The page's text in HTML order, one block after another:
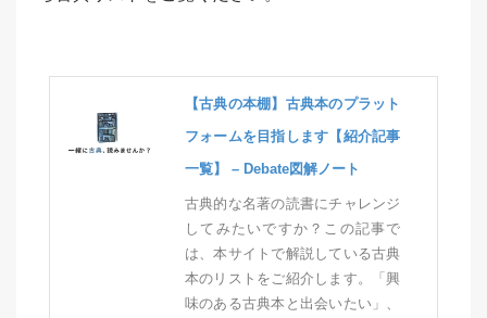
【古典の本棚】古典本のプラット
フォームを目指します【紹介記事
一覧】 – Debate図解ノート
古典的な名著の読書にチャレンジ
してみたいですか？この記事で
は、本サイトで解説している古典
本のリストをご紹介します。「興
味のある古典本と出会いたい」、